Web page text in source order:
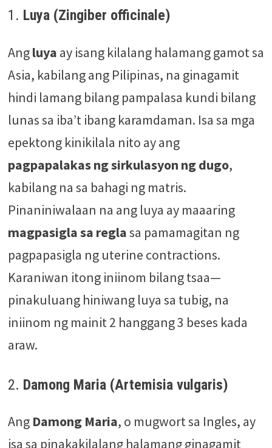
1. Luya (Zingiber officinale)
Angluya ay isang kilalang halamang gamot sa
Asia, kabilang ang Pilipinas, na ginagamit
hindi lamang bilang pampalasa kundi bilang
lunas sa iba’t ibang karamdaman. Isa sa mga
epektong kinikilala nito ay ang
pagpapalakas ng sirkulasyon ng dugo,
kabilang na sa bahagi ng matris.
Pinaniniwalaan na ang luya ay maaaring
magpasigla sa reglasa pamamagitan ng
pagpapasigla ng uterine contractions.
Karaniwan itong iniinom bilang tsaa—
pinakuluang hiniwang luya sa tubig, na
iniinom ng mainit 2 hanggang 3 beses kada
araw.
2. Damong Maria (Artemisia vulgaris)
Ang Damong Maria, o mugwort sa Ingles, ay
isa sa pinakakilalang halamang ginagamit